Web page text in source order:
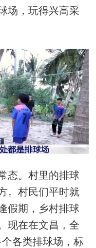
场，玩得兴高采
。村里的排球
。村民们平时就
假期，乡村排球
现在在文昌，全
各类排球场，标